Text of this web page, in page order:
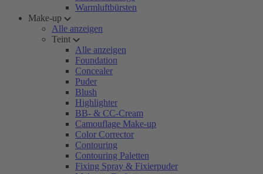
Warmluftbürsten
Make-up
Alle anzeigen
Teint
Alle anzeigen
Foundation
Concealer
Puder
Blush
Highlighter
BB- & CC-Cream
Camouflage Make-up
Color Corrector
Contouring
Contouring Paletten
Fixing Spray & Fixierpuder